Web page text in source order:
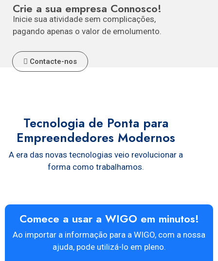
Crie a sua empresa Connosco!
Inicie sua atividade sem complicações,
pagando apenas o valor de emolumento.
Contacte-nos
Tecnologia de Ponta para
Empreendedores Modernos
A era das novas tecnologias veio revolucionar a
forma como trabalhamos.
Comece a usar a WIGO em minutos!
Ao importar a informação para a WIGO, com a nossa
ajuda, pode utilizá-lo em pleno.